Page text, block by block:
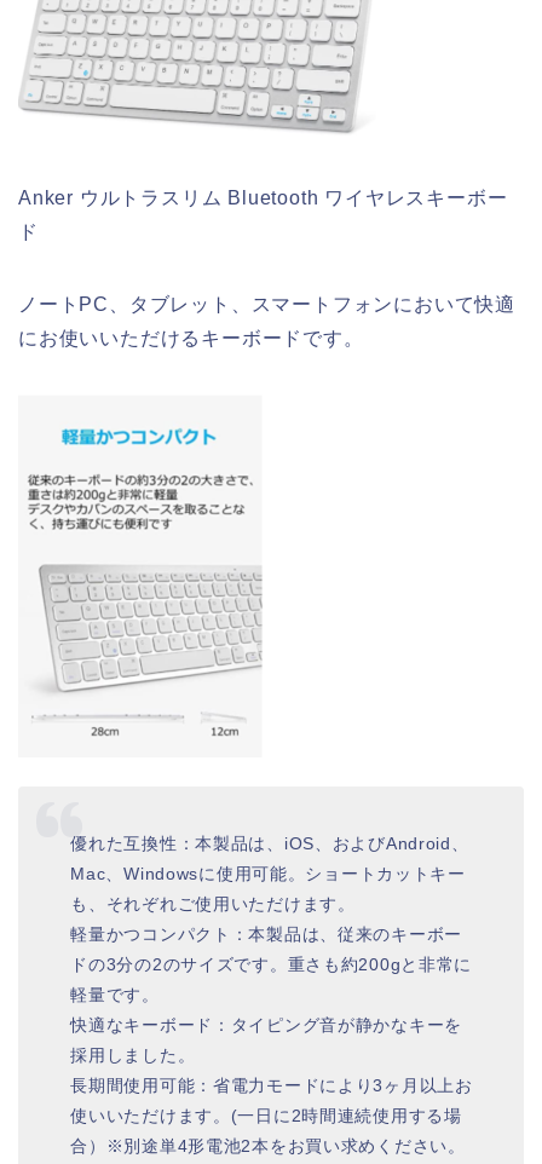
Anker ウルトラスリム Bluetooth ワイヤレスキーボー
ド
ノートPC、タブレット、スマートフォンにおいて快適
にお使いいただけるキーボードです。
優れた互換性：本製品は、iOS、およびAndroid、
Mac、Windowsに使用可能。ショートカットキー
も、それぞれご使用いただけます。
軽量かつコンパクト：本製品は、従来のキーボー
ドの3分の2のサイズです。重さも約200gと非常に
軽量です。
快適なキーボード：タイピング音が静かなキーを
採用しました。
長期間使用可能：省電力モードにより3ヶ月以上お
使いいただけます。(一日に2時間連続使用する場
合）※別途単4形電池2本をお買い求めください。